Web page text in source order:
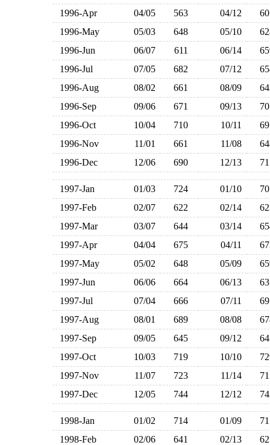
1996-Apr
04/05 563 04/12
1996-May
05/03 648 05/10
1996-Jun
06/07 611 06/14
1996-Jul
07/05 682 07/12
1996-Aug
08/02 661 08/09
1996-Sep
09/06 671 09/13
1996-Oct
10/04 710 10/11
1996-Nov
11/01 661 11/08
1996-Dec
12/06 690 12/13
1997-Jan 01/03 724 01/10
1997-Feb
02/07 622 02/14
1997-Mar
03/07 644 03/14
1997-Apr
04/04 675 04/11
1997-May
05/02 648 05/09
1997-Jun
06/06 664 06/13
1997-Jul
07/04 666 07/11
1997-Aug
08/01 689 08/08
1997-Sep
09/05 645 09/12
1997-Oct
10/03 719 10/10
1997-Nov
11/07 723 11/14
1997-Dec
12/05 744 12/12
1998-Jan 01/02 714 01/09
1998-Feb
02/06 641 02/13